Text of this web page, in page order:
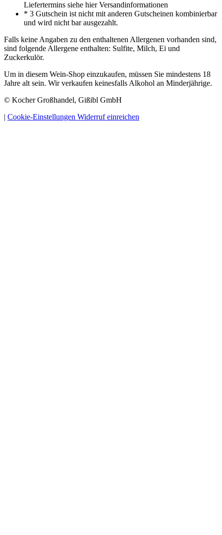
Liefertermins siehe hier Versandinformationen
* 3 Gutschein ist nicht mit anderen Gutscheinen kombinierbar
und wird nicht bar ausgezahlt.
Falls keine Angaben zu den enthaltenen Allergenen vorhanden sind,
sind folgende Allergene enthalten: Sulfite, Milch, Ei und
Zuckerkulör.
Um in diesem Wein-Shop einzukaufen, müssen Sie mindestens 18
Jahre alt sein. Wir verkaufen keinesfalls Alkohol an Minderjährige.
© Kocher Großhandel, Gißibl GmbH
Cookie-Einstellungen Widerruf einreichen